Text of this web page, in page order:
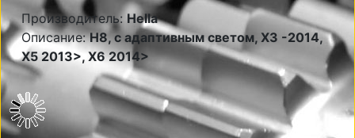
Производитель: Hella
Описание:Н8, с адаптивным светом, X3 -2014,
X5 2013>, X6 2014>